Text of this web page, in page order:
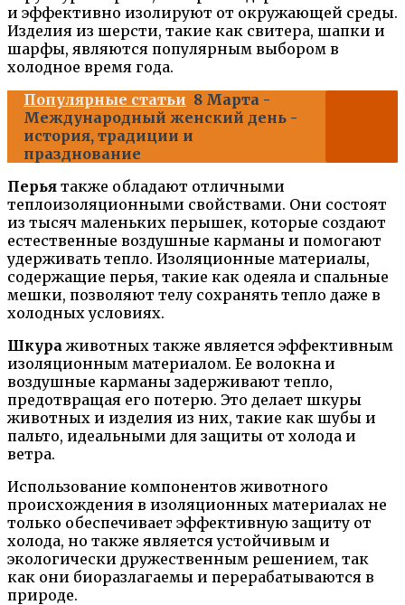
и эффективно изолируют от окружающей среды.
Изделия из шерсти, такие как свитера, шапки и
шарфы, являются популярным выбором в
холодное время года.
Популярные статьи 8 Марта -
Международный женский день -
история, традиции и
празднование
Перья также обладают отличными
теплоизоляционными свойствами. Они состоят
из тысяч маленьких перышек, которые создают
естественные воздушные карманы и помогают
удерживать тепло. Изоляционные материалы,
содержащие перья, такие как одеяла и спальные
мешки, позволяют телу сохранять тепло даже в
холодных условиях.
Шкура животных также является эффективным
изоляционным материалом. Ее волокна и
воздушные карманы задерживают тепло,
предотвращая его потерю. Это делает шкуры
животных и изделия из них, такие как шубы и
пальто, идеальными для защиты от холода и
ветра.
Использование компонентов животного
происхождения в изоляционных материалах не
только обеспечивает эффективную защиту от
холода, но также является устойчивым и
экологически дружественным решением, так
как они биоразлагаемы и перерабатываются в
природе.